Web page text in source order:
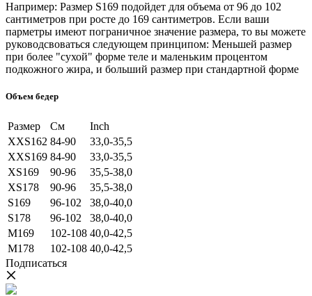
Например: Размер S169 подойдет для объема от 96 до 102
сантиметров при росте до 169 сантиметров. Если ваши
парметры имеют пограничное значение размера, то вы можете
руководсвоваться следующем принципом: Меньшей размер
при более "сухой" форме теле и маленьким процентом
подкожного жира, и больший размер при стандартной форме
Объем бедер
Размер См
Inch
XXS162 84-90
33,0-35,5
XXS169 84-90
33,0-35,5
XS169
90-96
35,5-38,0
XS178
90-96
35,5-38,0
S169
96-102
38,0-40,0
S178
96-102
38,0-40,0
M169
102-108 40,0-42,5
M178
102-108 40,0-42,5
Подписаться